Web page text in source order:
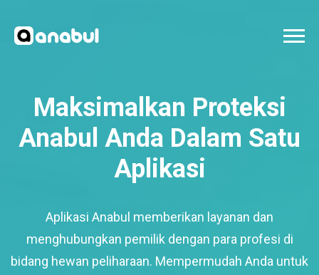
Maksimalkan Proteksi
Anabul Anda Dalam Satu
Aplikasi
Aplikasi Anabul memberikan layanan dan
menghubungkan pemilik dengan para profesi di
bidang hewan peliharaan. Mempermudah Anda untuk